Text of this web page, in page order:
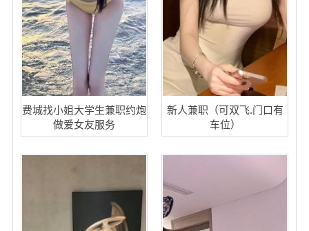
费城找小姐大学生兼职约炮
做爱女友服务
新人兼职（可双飞.门口有
车位）